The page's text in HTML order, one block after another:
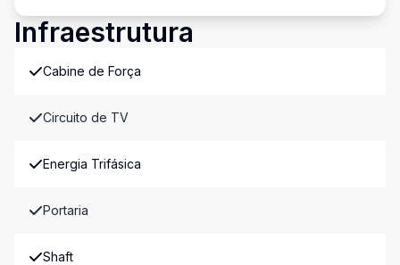
Infraestrutura
Cabine de Força
Circuito de TV
Energia Trifásica
Portaria
Shaft